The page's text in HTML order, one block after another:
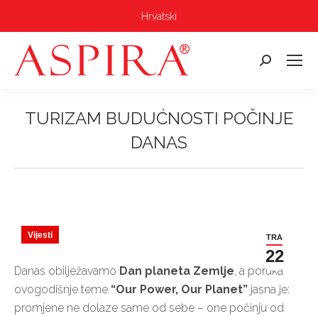
Hrvatski
Pretraga:
TURIZAM BUDUĆNOSTI POČINJE
DANAS
TRA
22
Vijesti
Danas obilježavamo Dan planeta Zemlje, a poruka
ovogodišnje teme “Our Power, Our Planet” jasna je:
promjene ne dolaze same od sebe – one počinju od